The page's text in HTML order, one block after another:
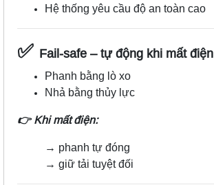
Hệ thống yêu cầu độ an toàn cao
✅ Fail-safe – tự động khi mất điện
Phanh bằng lò xo
Nhả bằng thủy lực
👉 Khi mất điện:
→ phanh tự đóng
→ giữ tải tuyệt đối